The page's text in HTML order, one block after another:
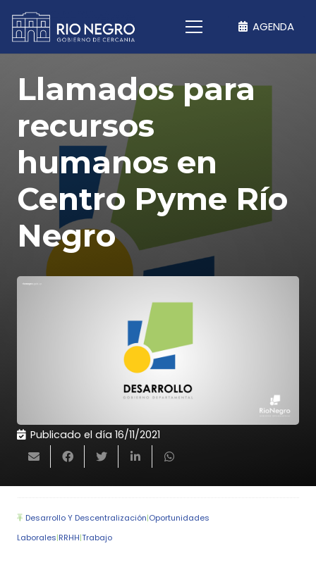
AGENDA
Llamados para
recursos
humanos en
Centro Pyme Río
Negro
Publicado el día 16/11/2021
Desarrollo Y Descentralización|Oportunidades
Laborales|RRHH|Trabajo